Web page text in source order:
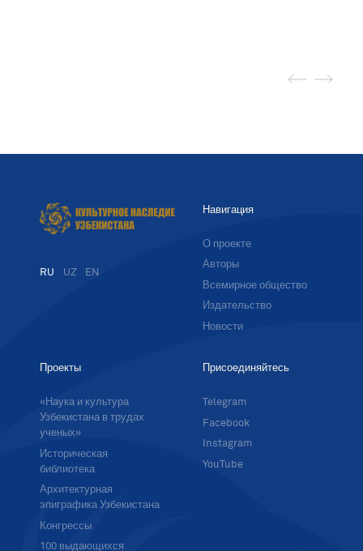
RU UZ EN
Навигация
О проекте
Авторы
Всемирное общество
Издательство
Новости
Проекты
«Наука и культура
Узбекистана в трудах
ученых»
Историческая
библиотека
Архитектурная
эпиграфика Узбекистана
Конгрессы
100 выдающихся
Присоединяйтесь
Telegram
Facebook
Instagram
YouTube